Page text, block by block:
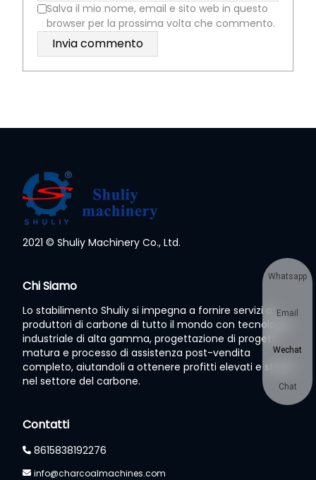
Salva il mio nome, email e sito web in questo
browser per la prossima volta che commento.
2021 © Shuliy Machinery Co., Ltd.
Chi Siamo
Lo stabilimento Shuliy si impegna a fornire servizi ai
produttori di carbone di tutto il mondo con tecnologia
industriale di alta gamma, progettazione di progetti
matura e processo di assistenza post-vendita
completo, aiutandoli a ottenere profitti elevati e stabili
nel settore del carbone.
Contatti
8615838192276
info@charcoalmachines.com
Whatsapp
Email
Wechat
Chat